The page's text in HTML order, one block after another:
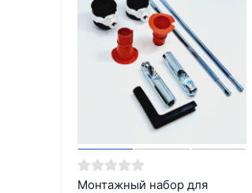
Монтажный набор для